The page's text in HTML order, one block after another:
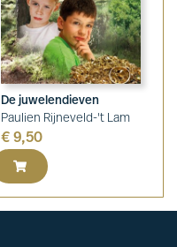
De juwelendieven
Paulien Rijneveld-'t Lam
€ 9,50